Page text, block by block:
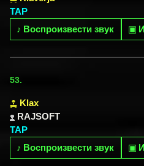
TAP
♪ Воспроизвести звук ▣
53.
Klax
RAJSOFT
TAP
♪ Воспроизвести звук ▣